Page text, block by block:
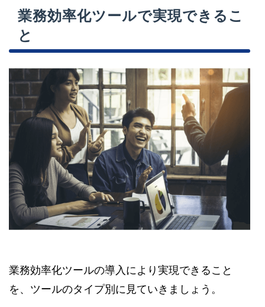
業務効率化ツールで実現できるこ
と
業務効率化ツールの導入により実現できること
を、ツールのタイプ別に見ていきましょう。